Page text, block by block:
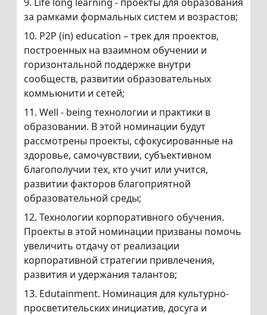
за рамками формальных систем и возрастов;
10. P2P (in) education – трек для проектов,
построенных на взаимном обучении и
горизонтальной поддержке внутри
сообществ, развитии образовательных
коммьюнити и сетей;
11. Well - being технологии и практики в
образовании. В этой номинации будут
рассмотрены проекты, сфокусированные на
здоровье, самочувствии, субъективном
благополучии тех, кто учит или учится,
развитии факторов благоприятной
образовательной среды;
12. Технологии корпоративного обучения.
Проекты в этой номинации призваны помочь
увеличить отдачу от реализации
корпоративной стратегии привлечения,
развития и удержания талантов;
13. Edutainment. Номинация для культурно-
просветительских инициатив, досуга и